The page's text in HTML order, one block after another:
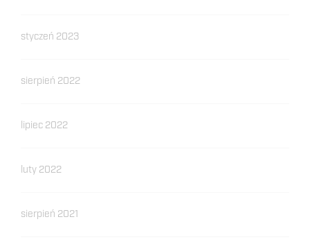
styczeń 2023
sierpień 2022
lipiec 2022
luty 2022
sierpień 2021